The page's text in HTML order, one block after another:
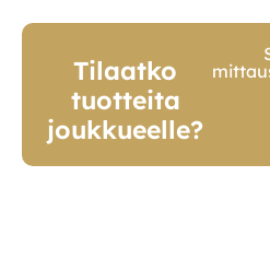
Tilaatko
tuotteita
joukkueelle?